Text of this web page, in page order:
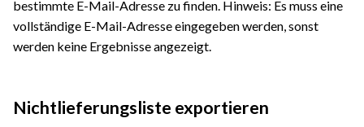
bestimmte E-Mail-Adresse zu finden. Hinweis: Es muss eine
vollständige E-Mail-Adresse eingegeben werden, sonst
werden keine Ergebnisse angezeigt.
Nichtlieferungsliste exportieren